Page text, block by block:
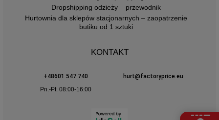
Dropshipping odzieży – przewodnik
Hurtownia dla sklepów stacjonarnych – zaopatrzenie
butiku od 1 sztuki
KONTAKT
+48601 547 740
hurt@factoryprice.eu
Pn.-Pt. 08:00-16:00